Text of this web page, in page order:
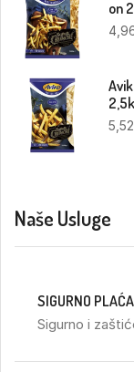
on
Naše Usluge
SIGURNO
Sigurno i